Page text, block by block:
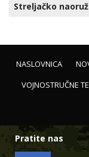
Streljačko
NASLOVNICA
VOJNOSTRUČNE
Pratite nas